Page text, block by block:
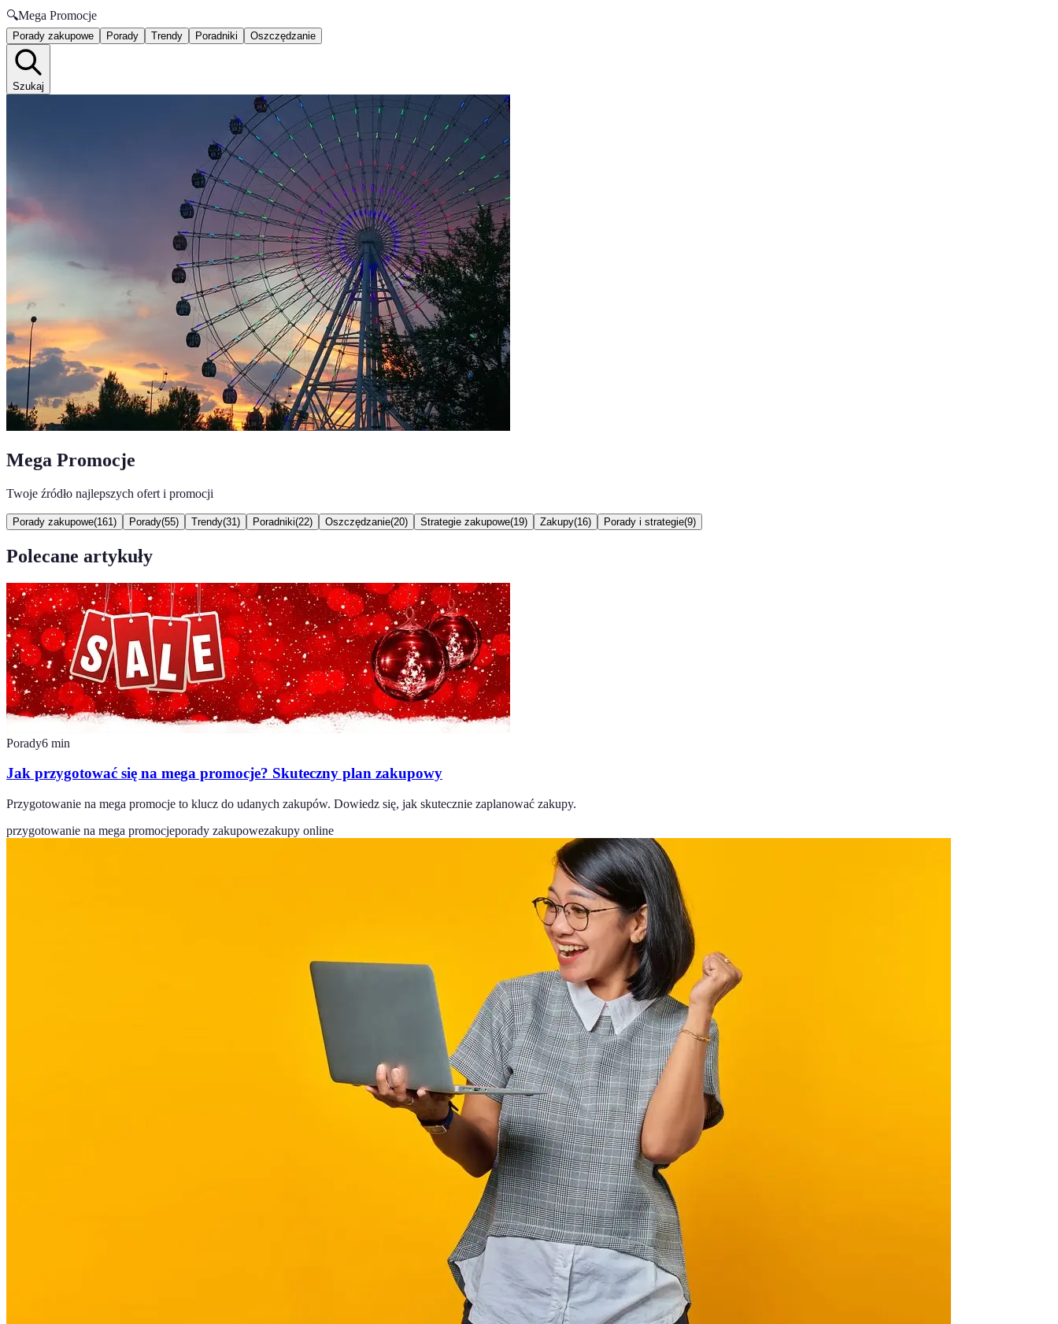
🔍Mega Promocje
Porady zakupowe Porady Trendy Poradniki Oszczędzanie
Szukaj
Mega Promocje
Twoje źródło najlepszych ofert i promocji
Porady zakupowe(161 ) Porady(55) Trendy(31 ) Poradniki(22) Oszczędzanie(20) Strategie zakupowe(19) Zakupy(16) Porady i strategie(9)
Polecane artykuły
Porady6 min
Jak przygotować się na mega promocje? Skuteczny plan zakupowy
Przygotowanie na mega promocje to klucz do udanych zakupów. Dowiedz się, jak skutecznie zaplanować zakupy.
przygotowanie na mega promocjeporady zakupowezakupy online